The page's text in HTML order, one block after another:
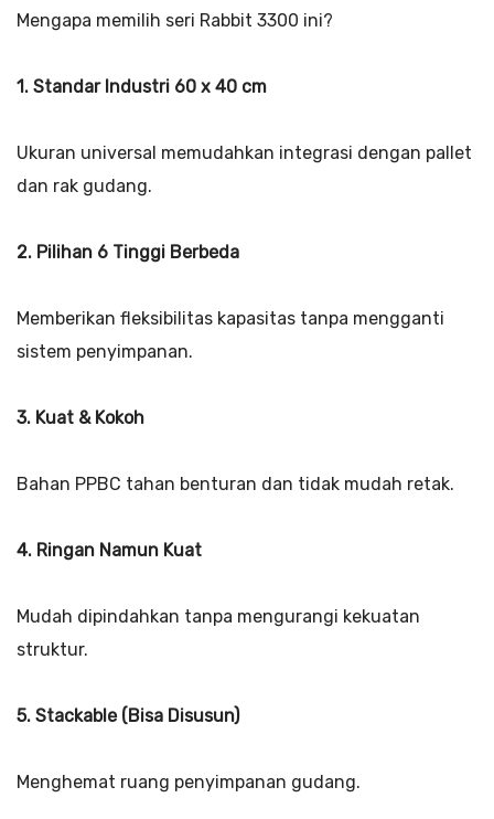
Mengapa memilih seri Rabbit 3300 ini?
1. Standar Industri 60 x 40 cm
Ukuran universal memudahkan integrasi dengan pallet
dan rak gudang.
2. Pilihan 6 Tinggi Berbeda
Memberikan fleksibilitas kapasitas tanpa mengganti
sistem penyimpanan.
3. Kuat & Kokoh
Bahan PPBC tahan benturan dan tidak mudah retak.
4. Ringan Namun Kuat
Mudah dipindahkan tanpa mengurangi kekuatan
struktur.
5. Stackable (Bisa Disusun)
Menghemat ruang penyimpanan gudang.